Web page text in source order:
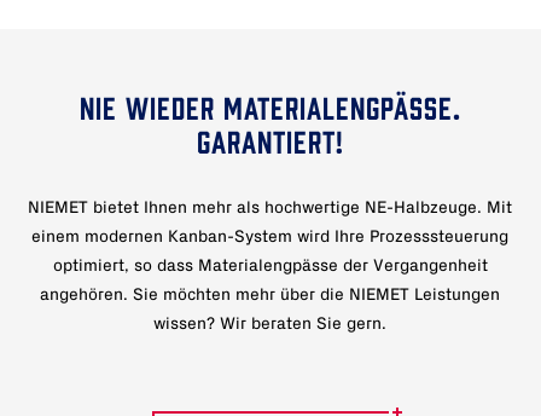
NIE WIEDER MATERIALENGPÄSSE.
GARANTIERT!
NIEMET bietet Ihnen mehr als hochwertige NE-Halbzeuge. Mit
einem modernen Kanban-System wird Ihre Prozesssteuerung
optimiert, so dass Materialengpässe der Vergangenheit
angehören. Sie möchten mehr über die NIEMET Leistungen
wissen? Wir beraten Sie gern.